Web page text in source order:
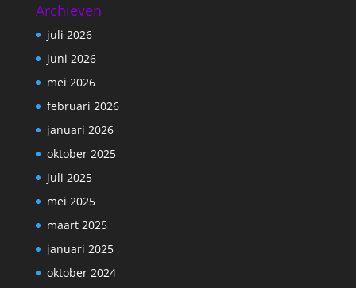
Archieven
juli 2026
juni 2026
mei 2026
februari 2026
januari 2026
oktober 2025
juli 2025
mei 2025
maart 2025
januari 2025
oktober 2024